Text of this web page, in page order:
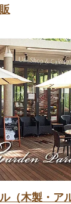
（木製・ア